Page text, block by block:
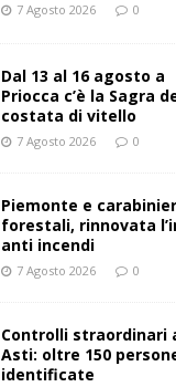
7 Agosto 2026 0
Dal 13 al 16 agosto a
Priocca c’è la Sagra
costata di vitello
7 Agosto 2026 0
Piemonte e
forestali, rinnovata
anti incendi
7 Agosto 2026 0
Controlli straordinari
Asti: oltre 150
identificate